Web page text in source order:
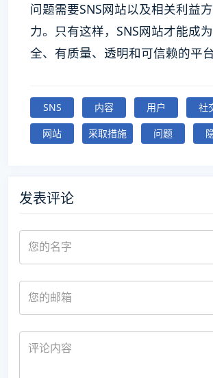
问题需要SNS网站以及相关利益
力。只有这样，SNS网站才能成
全、有质量、透明和可信赖的平台
SNS 内容 用户
社
网站
采取措施 问题
发表评论